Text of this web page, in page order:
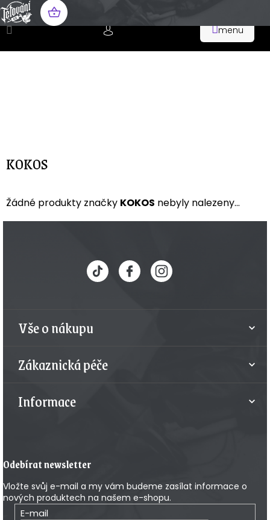
Přejít
na
obsah
NÁKUPNÍ
KOKOS
Žádné produkty značky KOKOS nebyly nalezeny...
Vše o nákupu
Zákaznická péče
Informace
Odebírat newsletter
Vložte svůj e-mail a my vám budeme zasílat informace o
nových produktech na našem e-shopu.
E-mail